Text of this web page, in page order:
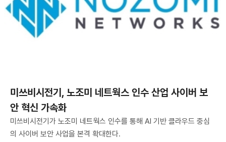
미쓰비시전기, 노조미 네트웍스 인수 산업 사이버 보
안 혁신 가속화
미쓰비시전기가 노조미 네트웍스 인수를 통해 AI 기반 클라우드 중심
의 사이버 보안 사업을 본격 확대한다.